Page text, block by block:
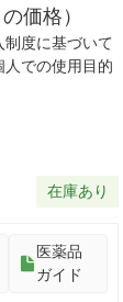
価格）
度に基づいて
での使用目的
在庫あり
医薬品
ガイド